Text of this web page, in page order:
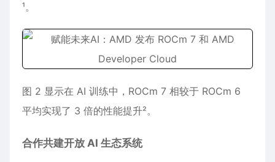
¹。
图 2 显示在 AI 训练中，ROCm 7 相较于 ROCm 6
平均实现了 3 倍的性能提升²。
合作共建开放 AI 生态系统